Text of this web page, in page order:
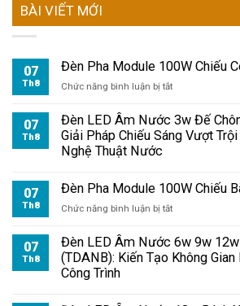
BÀI VIẾT MỚI
07
Th8
Đèn Pha Module 100W Chiếu
Chức năng bình luận bị tắtở
Pha
Module
100W
Trường
07
Th8
Đèn LED Âm Nước 3w Đế
Giải Pháp Chiếu Sáng Vượt
Nghệ Thuật Nước
07
Th8
Đèn Pha Module 100W Chiếu
Chức năng bình luận bị tắtở
Pha
Module
07
Th8
Đèn LED Âm Nước 6w 9w
(TDANB): Kiến Tạo Không
Công Trình